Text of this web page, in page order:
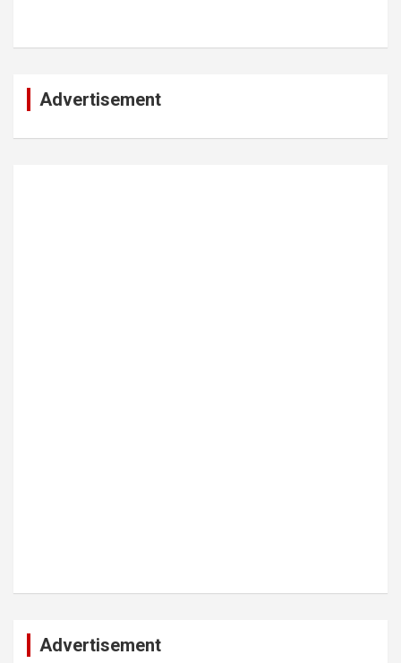
Advertisement
Advertisement